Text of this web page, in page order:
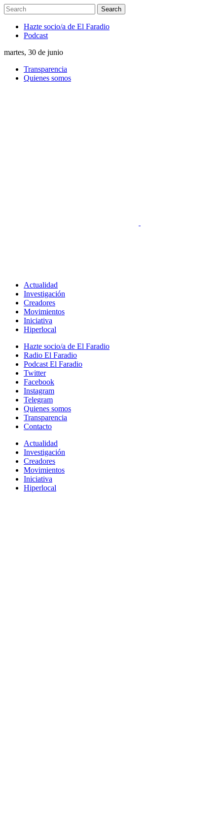
Hazte socio/a de El Faradio
Podcast
martes, 30 de junio
Transparencia
Quienes somos
Actualidad
Investigación
Creadores
Movimientos
Iniciativa
Hiperlocal
Hazte socio/a de El Faradio
Radio El Faradio
Podcast El Faradio
Twitter
Facebook
Instagram
Telegram
Quienes somos
Transparencia
Contacto
Actualidad
Investigación
Creadores
Movimientos
Iniciativa
Hiperlocal